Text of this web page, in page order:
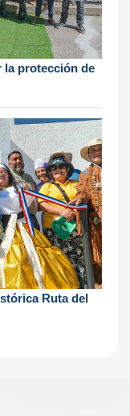
la protección de
Ruta del